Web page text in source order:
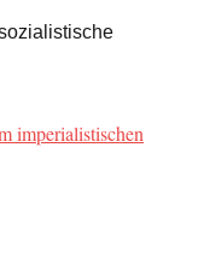
imperialistischen